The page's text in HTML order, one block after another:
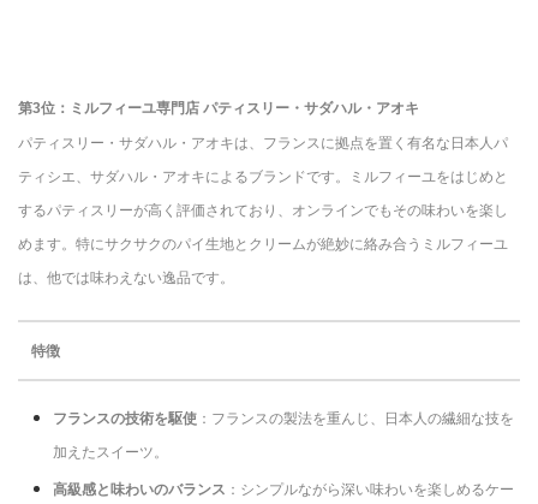
第3位：ミルフィーユ専門店 パティスリー・サダハル・アオキ
パティスリー・サダハル・アオキは、フランスに拠点を置く有名な日本人パ
ティシエ、サダハル・アオキによるブランドです。ミルフィーユをはじめと
するパティスリーが高く評価されており、オンラインでもその味わいを楽し
めます。特にサクサクのパイ生地とクリームが絶妙に絡み合うミルフィーユ
は、他では味わえない逸品です。
特徴
フランスの技術を駆使 ：フランスの製法を重んじ、日本人の繊細な技を
加えたスイーツ。
高級感と味わいのバランス ：シンプルながら深い味わいを楽しめるケー